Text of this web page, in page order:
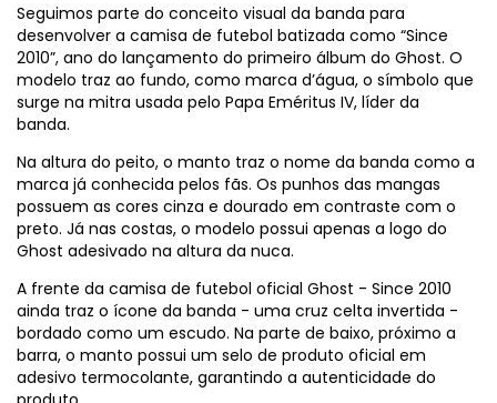
Seguimos parte do conceito visual da banda para
desenvolver a camisa de futebol batizada como “Since
2010”, ano do lançamento do primeiro álbum do Ghost. O
modelo traz ao fundo, como marca d’água, o símbolo que
surge na mitra usada pelo Papa Eméritus IV, líder da
banda.
Na altura do peito, o manto traz o nome da banda como a
marca já conhecida pelos fãs. Os punhos das mangas
possuem as cores cinza e dourado em contraste com o
preto. Já nas costas, o modelo possui apenas a logo do
Ghost adesivado na altura da nuca.
A frente da camisa de futebol oficial Ghost - Since 2010
ainda traz o ícone da banda - uma cruz celta invertida -
bordado como um escudo. Na parte de baixo, próximo a
barra, o manto possui um selo de produto oficial em
adesivo termocolante, garantindo a autenticidade do